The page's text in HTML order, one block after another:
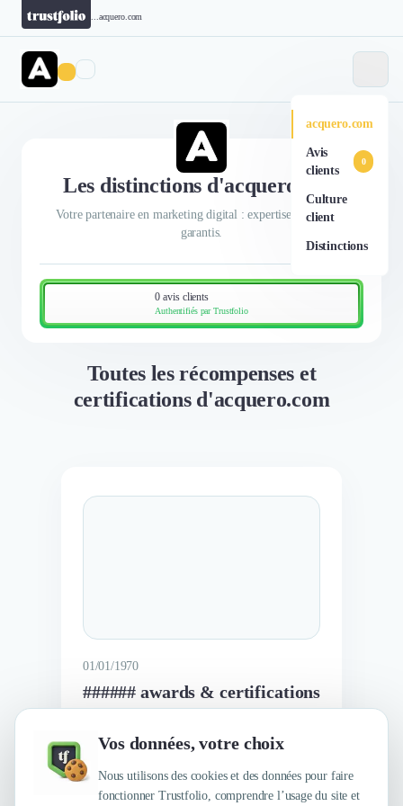
Vos données, votre choix
Nous utilisons des cookies et des données pour faire
fonctionner Trustfolio, comprendre l’usage du site et
acquero.com
acquero.com
Avis
clients
0
Culture
client
Distinctions
Les distinctions d'acquero.com
Votre partenaire en marketing digital : expertise et résultats
garantis.
0 avis clients
Authentifiés par Trustfolio
Toutes les récompenses et
certifications d'acquero.com
01/01/1970
###### awards & certifications
En savoir plus